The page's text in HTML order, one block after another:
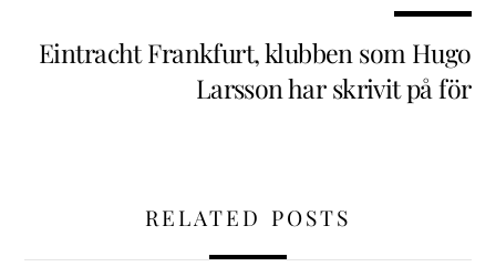
Eintracht Frankfurt, klubben som Hugo
Larsson har skrivit på för
RELATED POSTS